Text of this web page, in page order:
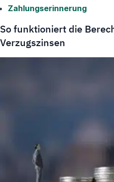
Zahlungserinnerung
So funktioniert die
Verzugszinsen